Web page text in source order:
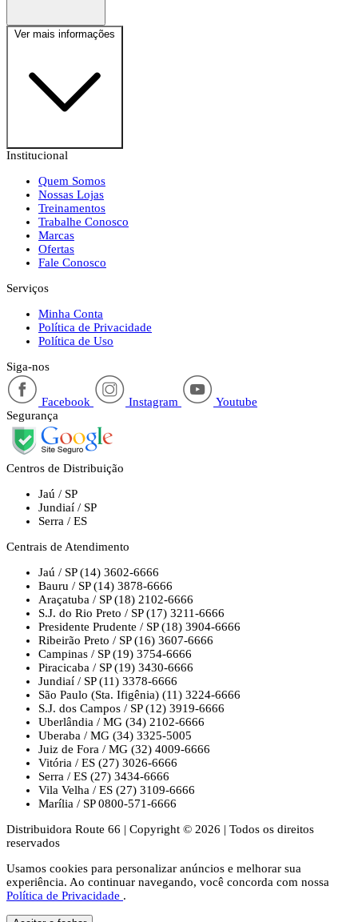
Ver mais informações
Institucional
Quem Somos
Nossas Lojas
Treinamentos
Trabalhe Conosco
Marcas
Ofertas
Fale Conosco
Serviços
Minha Conta
Política de Privacidade
Política de Uso
Siga-nos
Facebook Instagram
Youtube
Segurança
Centros de Distribuição
Jaú / SP
Jundiaí / SP
Serra / ES
Centrais de Atendimento
Jaú / SP (14) 3602-6666
Bauru / SP (14) 3878-6666
Araçatuba / SP (18) 2102-6666
S.J. do Rio Preto / SP (17) 3211-6666
Presidente Prudente / SP (18) 3904-6666
Ribeirão Preto / SP (16) 3607-6666
Campinas / SP (19) 3754-6666
Piracicaba / SP (19) 3430-6666
Jundiaí / SP (11) 3378-6666
São Paulo (Sta. Ifigênia) (11) 3224-6666
S.J. dos Campos / SP (12) 3919-6666
Uberlândia / MG (34) 2102-6666
Uberaba / MG (34) 3325-5005
Juiz de Fora / MG (32) 4009-6666
Vitória / ES (27) 3026-6666
Serra / ES (27) 3434-6666
Vila Velha / ES (27) 3109-6666
Marília / SP 0800-571-6666
Distribuidora Route 66 | Copyright © 2026 | Todos os direitos
reservados
Usamos cookies para personalizar anúncios e melhorar sua
experiência. Ao continuar navegando, você concorda com nossa
Política de Privacidade .